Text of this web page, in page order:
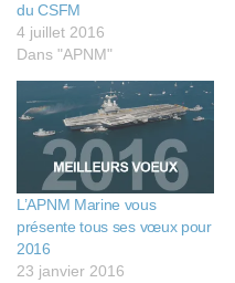
du CSFM
4 juillet 2016
Dans "APNM"
L’APNM Marine vous
présente tous ses vœux pour
2016
23 janvier 2016